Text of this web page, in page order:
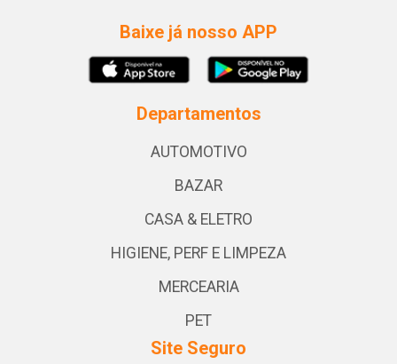
Baixe já nosso APP
Departamentos
AUTOMOTIVO
BAZAR
CASA & ELETRO
HIGIENE, PERF E LIMPEZA
MERCEARIA
PET
Site Seguro